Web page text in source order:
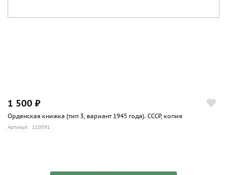
1 500 ₽
Орденская книжка (тип 3, вариант 1945 года). СССР, копия
Артикул: 110591